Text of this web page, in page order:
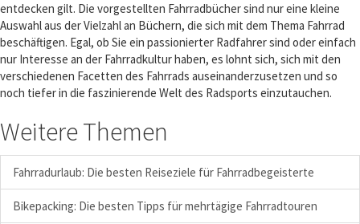
entdecken gilt. Die vorgestellten Fahrradbücher sind nur eine kleine
Auswahl aus der Vielzahl an Büchern, die sich mit dem Thema Fahrrad
beschäftigen. Egal, ob Sie ein passionierter Radfahrer sind oder einfach
nur Interesse an der Fahrradkultur haben, es lohnt sich, sich mit den
verschiedenen Facetten des Fahrrads auseinanderzusetzen und so
noch tiefer in die faszinierende Welt des Radsports einzutauchen.
Weitere Themen
Fahrradurlaub: Die besten Reiseziele für Fahrradbegeisterte
Bikepacking: Die besten Tipps für mehrtägige Fahrradtouren